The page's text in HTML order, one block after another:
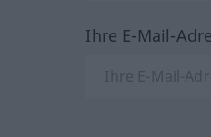
Ihre E-Mail-